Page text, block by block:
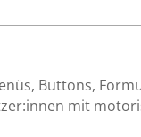
Buttons,
mit